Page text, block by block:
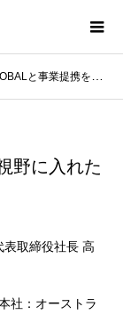
提携を視野に入れた協議を開始
野に入れた
取締役社長 高
本社：オーストラ